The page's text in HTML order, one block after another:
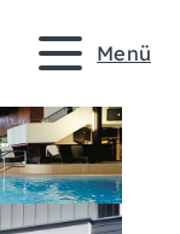
Menü